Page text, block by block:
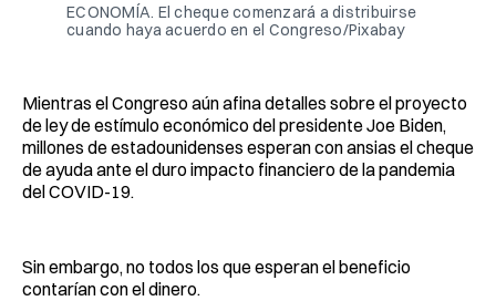
ECONOMÍA. El cheque comenzará a distribuirse
cuando haya acuerdo en el Congreso/Pixabay
Mientras el Congreso aún afina detalles sobre el proyecto
de ley de estímulo económico del presidente Joe Biden,
millones de estadounidenses esperan con ansias el cheque
de ayuda ante el duro impacto financiero de la pandemia
del COVID-19.
Sin embargo, no todos los que esperan el beneficio
contarían con el dinero.